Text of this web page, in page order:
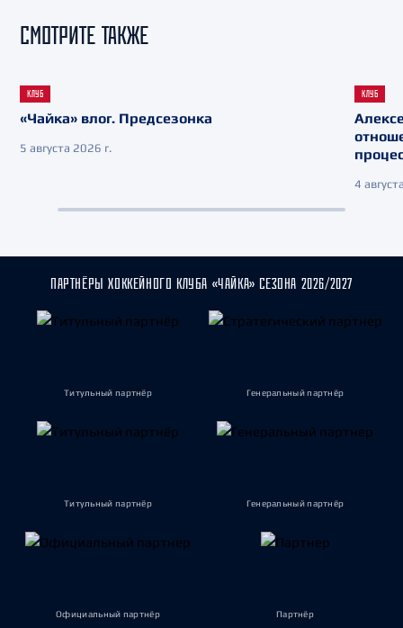
СМОТРИТЕ ТАКЖЕ
КЛУБ
«Чайка» влог. Предсезонка
5 августа 2026 г.
КЛУБ
4
ПАРТНЁРЫ ХОККЕЙНОГО КЛУБА «ЧАЙКА» СЕЗОНА 2026/2027
Титульный партнёр Генеральный партнёр
Титульный партнёр Генеральный партнёр
Официальный партнёр Партнёр